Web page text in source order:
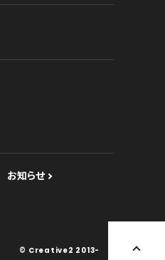
お知らせ
© Creative2 2013-